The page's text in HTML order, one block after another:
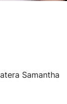
Samantha